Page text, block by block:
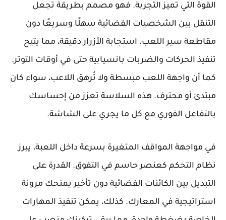
القوة التي تميز التجربة. فهو مصمم بطريقة تجعل
التنقل بين الشخصيات الفضائية سهلًا وسريعًا دون
مقاطعة سير اللعب. استجابة الأزرار دقيقة، مما يتيح
تنفيذ الحركات والضربات بانسيابية حتى في أوقات التوتر.
كما أن واجهة اللعب مبسطة ولا تُرهق اللاعب، سواء كان
مبتدئ أو محترف. هذه السلاسة تعزز من إحساسك
بالتفاعل الفوري مع كل ما يجري على الشاشة.
في مواجهة المواقف المتغيرة بسرعة داخل اللعبة، يبرز
نظام التحكم كعنصر حاسم في التفوق. القدرة على
التبديل بين الكائنات الفضائية دون تأخير يمنحك مرونة
استراتيجية في المعارك. كذلك، يمكن تنفيذ المهارات